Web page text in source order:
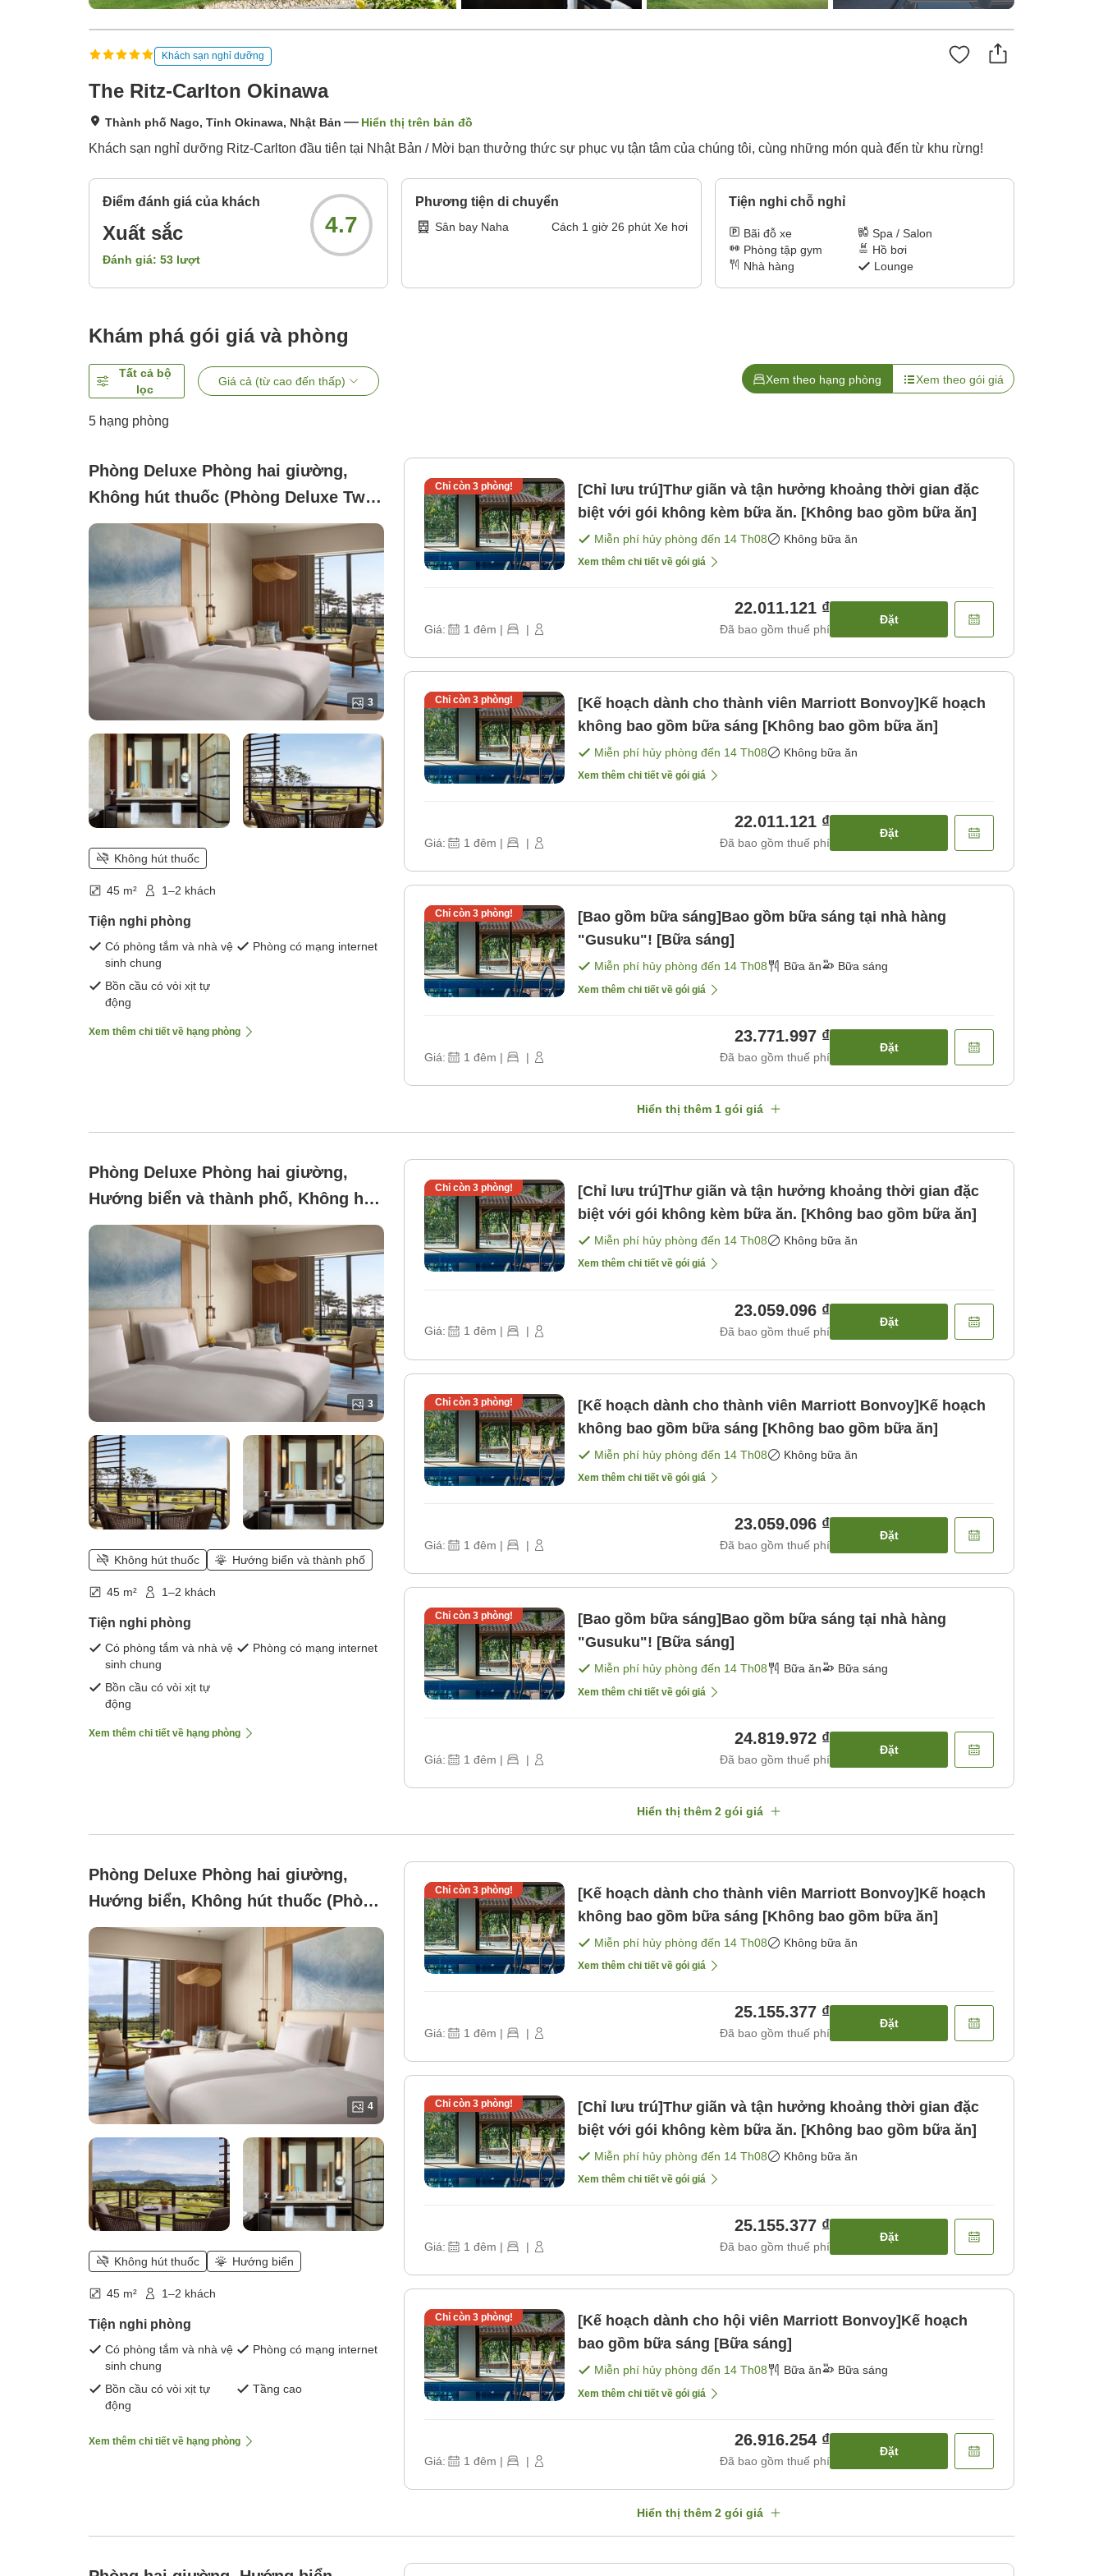
Khách sạn nghỉ dưỡng
The Ritz-Carlton Okinawa
Thành phố Nago, Tỉnh Okinawa, Nhật Bản Hiển thị trên bản đồ
Khách sạn nghỉ dưỡng Ritz-Carlton đầu tiên tại Nhật Bản / Mời bạn thưởng thức sự phục vụ tận tâm của chúng tôi, cùng những món quà đến từ khu rừng!
Điểm đánh giá của khách
Xuất sắc
Đánh giá: 53 lượt
4.7
Phương tiện di chuyển
Sân bay Naha Cách 1 giờ 26 phút Xe hơi
Tiện nghi chỗ nghỉ
Bãi đỗ xe
Spa / Salon
Phòng tập gym
Hồ bơi
Nhà hàng
Lounge
Khám phá gói giá và phòng
Tất cả bộ
lọc
Giá cả (từ cao đến thấp) Xem theo hạng phòng Xem theo gói giá
5 hạng phòng
Phòng Deluxe Phòng hai giường,
Không hút thuốc (Phòng Deluxe Twin
với tầm nhìn thiên nhiên)
3
Không hút thuốc
45 m² 1–2 khách
Tiện nghi phòng
Có phòng tắm và nhà vệ
sinh chung
Phòng có mạng internet
Bồn cầu có vòi xịt tự
động
Xem thêm chi tiết về hạng phòng
Chỉ còn 3phòng!
[Chỉ lưu trú]Thư giãn và tận hưởng khoảng thời gian đặc
biệt với gói không kèm bữa ăn. [Không bao gồm bữa ăn]
Miễn phí hủy phòng đến 14 Th08 Không bữa ăn
Xem thêm chi tiết về gói giá
Giá: 1 đêm | |
22.011.121 ₫
Đã bao gồm thuế phí
Đặt
Chỉ còn 3phòng!
[Kế hoạch dành cho thành viên Marriott Bonvoy]Kế hoạch
không bao gồm bữa sáng [Không bao gồm bữa ăn]
Miễn phí hủy phòng đến 14 Th08 Không bữa ăn
Xem thêm chi tiết về gói giá
Giá: 1 đêm | |
22.011.121 ₫
Đã bao gồm thuế phí
Đặt
Chỉ còn 3phòng!
[Bao gồm bữa sáng]Bao gồm bữa sáng tại nhà hàng
"Gusuku"! [Bữa sáng]
Miễn phí hủy phòng đến 14 Th08 Bữa ăn Bữa sáng
Xem thêm chi tiết về gói giá
Giá: 1 đêm | |
23.771.997 ₫
Đã bao gồm thuế phí
Đặt
Hiển thị thêm 1 gói giá
Phòng Deluxe Phòng hai giường,
Hướng biển và thành phố, Không hút
thuốc (Phòng Deluxe Twin)
3
Không hút thuốc Hướng biển và thành phố
45 m² 1–2 khách
Tiện nghi phòng
Có phòng tắm và nhà vệ
sinh chung
Phòng có mạng internet
Bồn cầu có vòi xịt tự
động
Xem thêm chi tiết về hạng phòng
Chỉ còn 3phòng!
[Chỉ lưu trú]Thư giãn và tận hưởng khoảng thời gian đặc
biệt với gói không kèm bữa ăn. [Không bao gồm bữa ăn]
Miễn phí hủy phòng đến 14 Th08 Không bữa ăn
Xem thêm chi tiết về gói giá
Giá: 1 đêm | |
23.059.096 ₫
Đã bao gồm thuế phí
Đặt
Chỉ còn 3phòng!
[Kế hoạch dành cho thành viên Marriott Bonvoy]Kế hoạch
không bao gồm bữa sáng [Không bao gồm bữa ăn]
Miễn phí hủy phòng đến 14 Th08 Không bữa ăn
Xem thêm chi tiết về gói giá
Giá: 1 đêm | |
23.059.096 ₫
Đã bao gồm thuế phí
Đặt
Chỉ còn 3phòng!
[Bao gồm bữa sáng]Bao gồm bữa sáng tại nhà hàng
"Gusuku"! [Bữa sáng]
Miễn phí hủy phòng đến 14 Th08 Bữa ăn Bữa sáng
Xem thêm chi tiết về gói giá
Giá: 1 đêm | |
24.819.972 ₫
Đã bao gồm thuế phí
Đặt
Hiển thị thêm 2 gói giá
Phòng Deluxe Phòng hai giường,
Hướng biển, Không hút thuốc (Phòng
Bay Deluxe)
4
Không hút thuốc Hướng biển
45 m² 1–2 khách
Tiện nghi phòng
Có phòng tắm và nhà vệ
sinh chung
Phòng có mạng internet
Bồn cầu có vòi xịt tự
động
Tầng cao
Xem thêm chi tiết về hạng phòng
Chỉ còn 3phòng!
[Kế hoạch dành cho thành viên Marriott Bonvoy]Kế hoạch
không bao gồm bữa sáng [Không bao gồm bữa ăn]
Miễn phí hủy phòng đến 14 Th08 Không bữa ăn
Xem thêm chi tiết về gói giá
Giá: 1 đêm | |
25.155.377 ₫
Đã bao gồm thuế phí
Đặt
Chỉ còn 3phòng!
[Chỉ lưu trú]Thư giãn và tận hưởng khoảng thời gian đặc
biệt với gói không kèm bữa ăn. [Không bao gồm bữa ăn]
Miễn phí hủy phòng đến 14 Th08 Không bữa ăn
Xem thêm chi tiết về gói giá
Giá: 1 đêm | |
25.155.377 ₫
Đã bao gồm thuế phí
Đặt
Chỉ còn 3phòng!
[Kế hoạch dành cho hội viên Marriott Bonvoy]Kế hoạch
bao gồm bữa sáng [Bữa sáng]
Miễn phí hủy phòng đến 14 Th08 Bữa ăn Bữa sáng
Xem thêm chi tiết về gói giá
Giá: 1 đêm | |
26.916.254 ₫
Đã bao gồm thuế phí
Đặt
Hiển thị thêm 2 gói giá